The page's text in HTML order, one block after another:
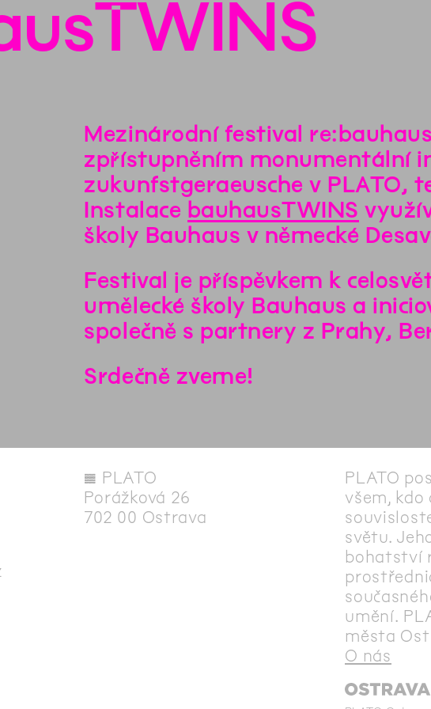
Mezinárodní festival
zpřístupněním monumentální
zukunfstgeraeusche v PLATO,
Instalace bauhausTWINS
školy Bauhaus v německé
Festival je příspěvkem k
umělecké školy Bauhaus a
společně s partnery z Prahy,
Srdečně zveme!
◊ PLATO
Porážková 26
702 00 Ostrava
PLATO
všem, kdo
světu.
bohatství
umění.
města
O nás